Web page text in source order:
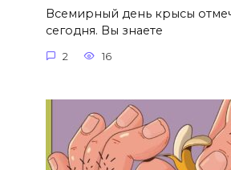
Всемирный день крысы
сегодня. Вы знаете
2 16